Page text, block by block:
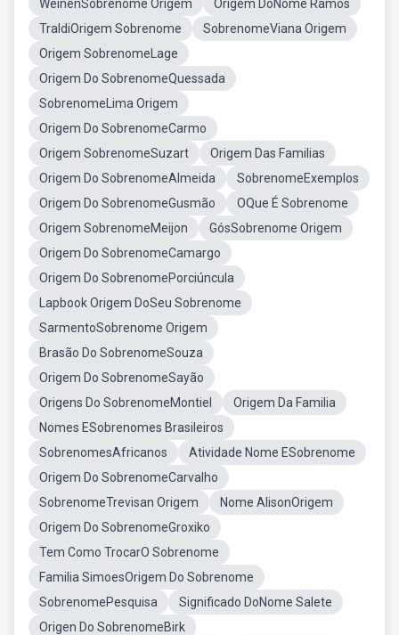
WeinenSobrenome Origem
Origem DoNome Ramos
TraldiOrigem Sobrenome
SobrenomeViana Origem
Origem SobrenomeLage
Origem Do SobrenomeQuessada
SobrenomeLima Origem
Origem Do SobrenomeCarmo
Origem SobrenomeSuzart
Origem Das Familias
Origem Do SobrenomeAlmeida
SobrenomeExemplos
Origem Do SobrenomeGusmão
OQue É Sobrenome
Origem SobrenomeMeijon
GósSobrenome Origem
Origem Do SobrenomeCamargo
Origem Do SobrenomePorciúncula
Lapbook Origem DoSeu Sobrenome
SarmentoSobrenome Origem
Brasão Do SobrenomeSouza
Origem Do SobrenomeSayão
Origens Do SobrenomeMontiel
Origem Da Familia
Nomes ESobrenomes Brasileiros
SobrenomesAfricanos
Atividade Nome ESobrenome
Origem Do SobrenomeCarvalho
SobrenomeTrevisan Origem
Nome AlisonOrigem
Origem Do SobrenomeGroxiko
Tem Como TrocarO Sobrenome
Familia SimoesOrigem Do Sobrenome
SobrenomePesquisa
Significado DoNome Salete
Origen Do SobrenomeBirk